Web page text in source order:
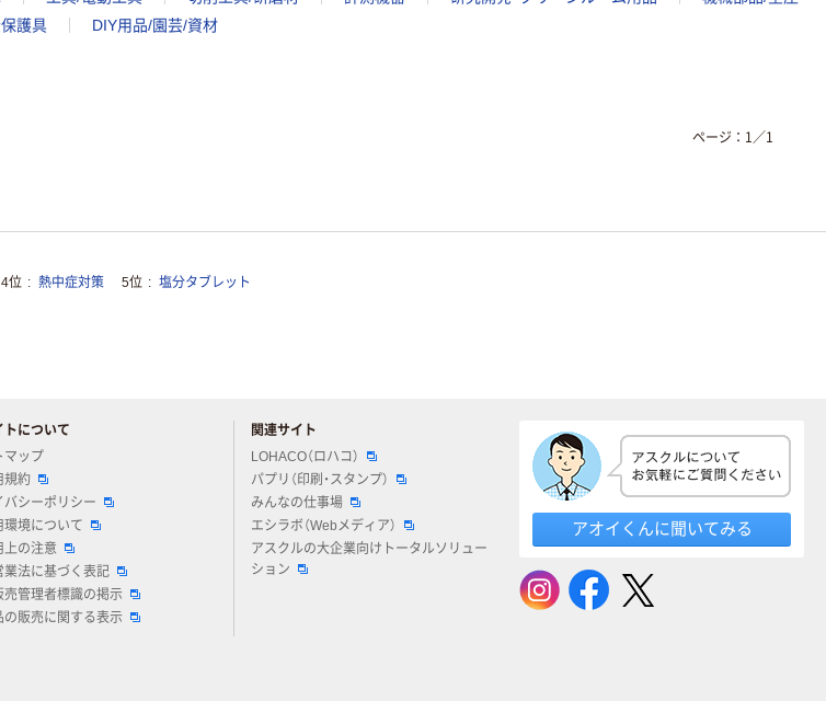
護具 DIY用品/園芸/資材
ページ： 1 ／1
4位 熱中症対策 5位 塩分タブレット
トについて
マップ
規約
バシーポリシー
環境について
上の注意
業法に基づく表記
売管理者標識の掲示
の販売に関する表示
関連サイト
LOHACO（ロハコ）
パプリ（印刷・スタンプ）
みんなの仕事場
エシラボ（Webメディア）
アスクルの大企業向けトータルソリュー
ション
アオイくんに聞いてみる